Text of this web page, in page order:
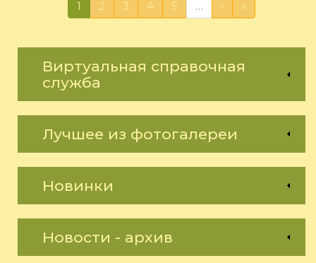
1 2 3 4 5 … › »
Виртуальная справочная
служба
Лучшее из фотогалереи
Новинки
Новости - архив